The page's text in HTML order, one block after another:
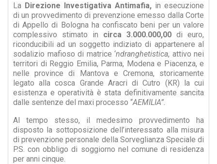
La Direzione Investigativa Antimafia, in esecuzione
di un provvedimento di prevenzione emesso dalla Corte
di Appello di Bologna ha confiscato beni per un valore
complessivo stimato in circa 3.000.000,00 di euro,
riconducibili ad un soggetto indiziato di appartenere al
sodalizio mafioso di matrice ‘ndranghetistica, attivo nei
territori di Reggio Emilia, Parma, Modena e Piacenza, e
nelle province di Mantova e Cremona, storicamente
legato alla cosca Grande Aracri di Cutro (KR) la cui
esistenza e operatività è stata definitivamente sancita
dalle sentenze del maxi processo “AEMILIA”.
Al tempo stesso, il medesimo provvedimento ha
disposto la sottoposizione dell’interessato alla misura
di prevenzione personale della Sorveglianza Speciale di
P.S. con obbligo di soggiorno nel comune di residenza
per anni cinque.